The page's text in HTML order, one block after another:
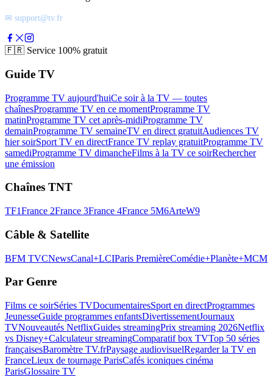
✉ support@tv.fr
🇫🇷 Service 100% gratuit
Guide TV
Programme TV aujourd'huiCe soir à la TV — toutes
chaînesProgramme TV en ce momentProgramme TV
matinProgramme TV cet après-midiProgramme TV
demainProgramme TV semaineTV en direct gratuitAudiences TV
hier soirSport TV en directFrance TV replay gratuitProgramme TV
samediProgramme TV dimancheFilms à la TV ce soirRechercher
une émission
Chaînes TNT
TF1France 2France 3France 4France 5M6ArteW9
Câble & Satellite
BFM TVCNewsCanal+LCIParis PremièreComédie+Planète+MCM
Par Genre
Films ce soirSéries TVDocumentairesSport en directProgrammes
JeunesseGuide programmes enfantsDivertissementJournaux
TVNouveautés NetflixGuides streamingPrix streaming 2026Netflix
vs Disney+Calculateur streamingComparatif box TVTop 50 séries
françaisesBaromètre TV.frPaysage audiovisuelRegarder la TV en
FranceLieux de tournage ParisCafés iconiques cinéma
ParisGlossaire TV